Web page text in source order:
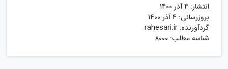
انتشار: 4 آذر 1400
بروزرسانی: 4 آذر 1400
گردآورنده: rahesari.ir
شناسه مطلب: 8000